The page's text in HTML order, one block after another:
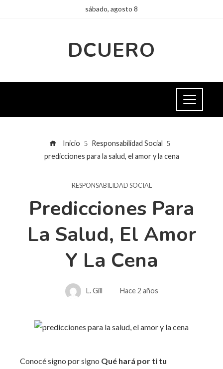
sábado, agosto 8
DCUERO
Inicio
Responsabilidad Social
predicciones para la salud, el amor y la cena
RESPONSABILIDAD SOCIAL
Predicciones Para
La Salud, El Amor
Y La Cena
L. Gill Hace 2 años
Conocé signo por signo Qué hará por ti tu